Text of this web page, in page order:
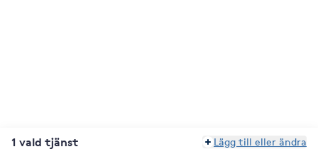
1 vald tjänst Lägg till eller ändra